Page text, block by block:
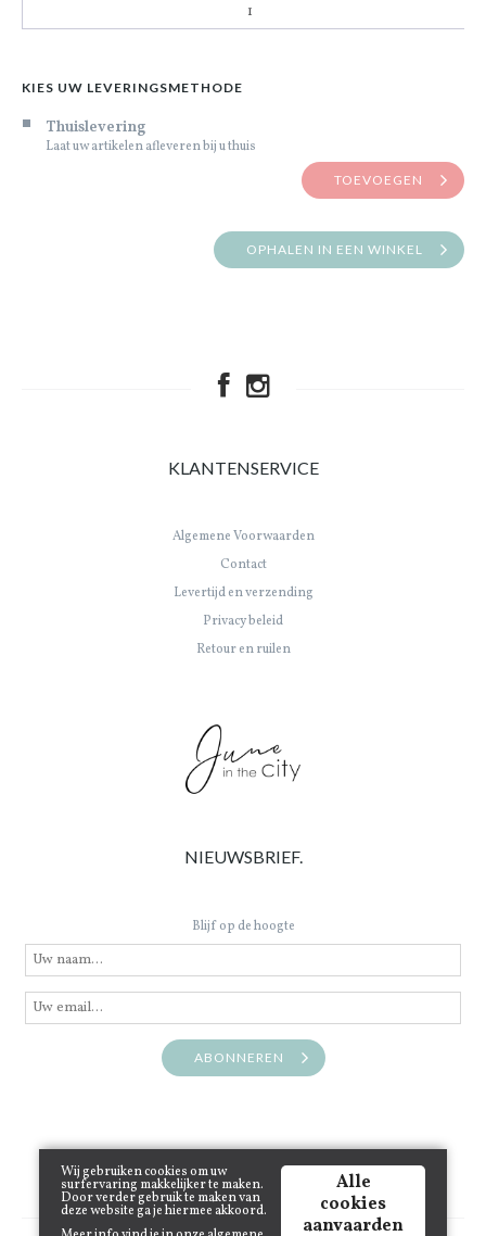
KIES UW LEVERINGSMETHODE
Thuislevering
Laat uw artikelen afleveren bij u thuis
TOEVOEGEN
OPHALEN IN EEN WINKEL
KLANTENSERVICE
Algemene Voorwaarden
Contact
Levertijd en verzending
Privacy beleid
Retour en ruilen
NIEUWSBRIEF.
Blijf op de hoogte
ABONNEREN
Wij gebruiken cookies om uw
surfervaring makkelijker te maken.
Door verder gebruik te maken van
deze website ga je hiermee akkoord.
Alle
cookies
aanvaarden